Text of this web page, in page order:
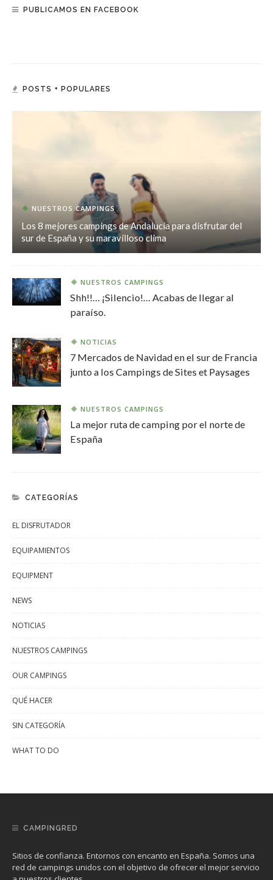
PUBLICAMOS EN FACEBOOK
POSTS + POPULARES
NUESTROS CAMPINGS
Los 8 mejores campings de Andalucía para disfrutar del
sur de España y su maravilloso clima
NUESTROS CAMPINGS
Shh!!… ¡Silencio!… Acabas de llegar al
paraíso.
NOTICIAS
7 Mercados de Navidad en el sur de Francia
junto a los Campings de Sites et Paysages
NUESTROS CAMPINGS
La mejor ruta de camping por el norte de
España
CATEGORÍAS
EL DISFRUTADOR
EQUIPAMIENTOS
EQUIPMENT
NEWS
NOTICIAS
NUESTROS CAMPINGS
OUR CAMPINGS
QUÉ HACER
SIN CATEGORÍA
WHAT TO DO
CAMPINGRED
Sitios de confianza. Entornos con encanto en España. Somos una
red de campings unidos con el objetivo de ofrecer el mejor servicio